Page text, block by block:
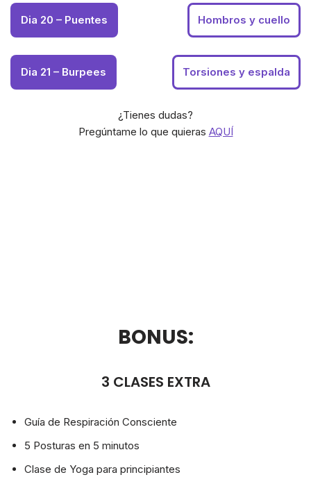
Dia 20 – Puentes Hombros y cuello
Dia 21 – Burpees Torsiones y espalda
¿Tienes dudas?
Pregúntame lo que quieras AQUÍ
BONUS:
3 CLASES EXTRA
Guía de Respiración Consciente
5 Posturas en 5 minutos
Clase de Yoga para principiantes